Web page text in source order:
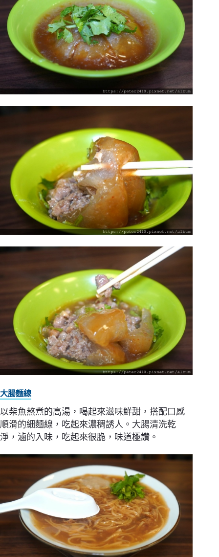
大腸麵線
以柴魚熬煮的高湯，喝起來滋味鮮甜，搭配口感
順滑的細麵線，吃起來濃稠誘人。大腸清洗乾
淨，滷的入味，吃起來很脆，味道極讚。